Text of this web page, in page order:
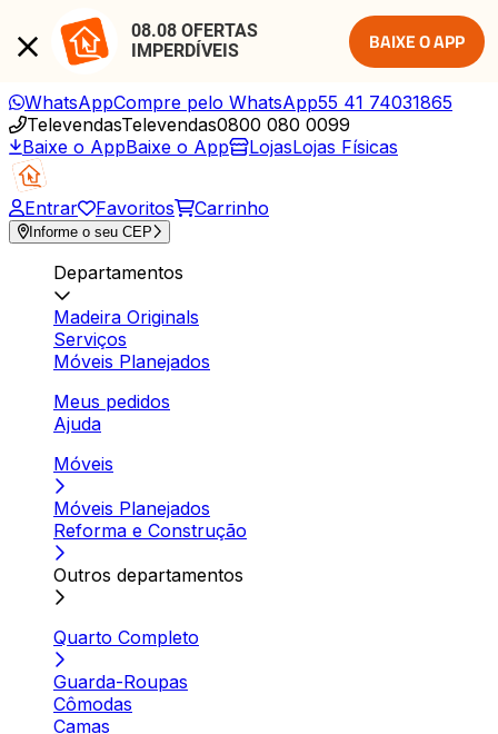
08.08 OFERTAS
IMPERDÍVEIS
BAIXE O APP
WhatsAppCompre pelo WhatsApp55 41 74031865
TelevendasTelevendas0800 080 0099
Baixe o AppBaixe o App LojasLojas Físicas
Entrar Favoritos Carrinho
Informe o seu CEP
Departamentos
Madeira Originals
Serviços
Móveis Planejados
Meus pedidos
Ajuda
Móveis
Móveis Planejados
Reforma e Construção
Outros departamentos
Quarto Completo
Guarda-Roupas
Cômodas
Camas